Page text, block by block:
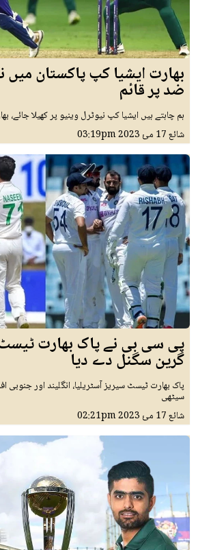
بھارت ایشیا کپ پاکستان میں
ضد پر قائم
ہم چاہتے ہیں ایشیا کپ نیوٹرل وینیو پر کھیلا جائے،
شائع17 مئ 2023 03:19pm
پی سی بی نے پاک بھارت
گرین سگنل دے دیا
پاک بھارت ٹیسٹ سیریز آسٹریلیا، انگلیند اور جنوبی
سیٹھی
شائع17 مئ 2023 02:21pm